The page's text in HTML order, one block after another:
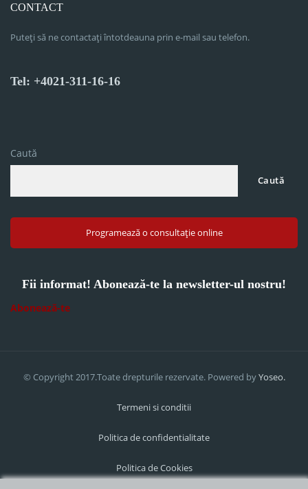
CONTACT
Puteți să ne contactați întotdeauna prin e-mail sau telefon.
Tel: +4021-311-16-16
Caută
Caută
Programează o consultație online
Fii informat! Abonează-te la newsletter-ul nostru!
Abonează-te
© Copyright 2017.Toate drepturile rezervate. Powered byYoseo.
Termeni si conditii
Politica de confidentialitate
Politica de Cookies